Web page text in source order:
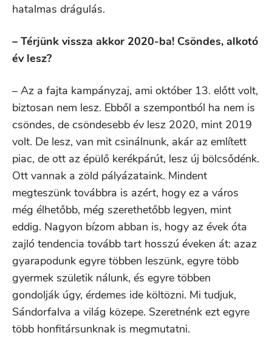
hatalmas drágulás.
– Térjünk vissza akkor 2020-ba! Csöndes, alkotó
év lesz?
– Az a fajta kampányzaj, ami október 13. előtt volt,
biztosan nem lesz. Ebből a szempontból ha nem is
csöndes, de csöndesebb év lesz 2020, mint 2019
volt. De lesz, van mit csinálnunk, akár az említett
piac, de ott az épülő kerékpárút, lesz új bölcsődénk.
Ott vannak a zöld pályázataink. Mindent
megteszünk továbbra is azért, hogy ez a város
még élhetőbb, még szerethetőbb legyen, mint
eddig. Nagyon bízom abban is, hogy az évek óta
zajló tendencia tovább tart hosszú éveken át: azaz
gyarapodunk egyre többen leszünk, egyre több
gyermek születik nálunk, és egyre többen
gondolják úgy, érdemes ide költözni. Mi tudjuk,
Sándorfalva a világ közepe. Szeretnénk ezt egyre
több honfitársunknak is megmutatni.